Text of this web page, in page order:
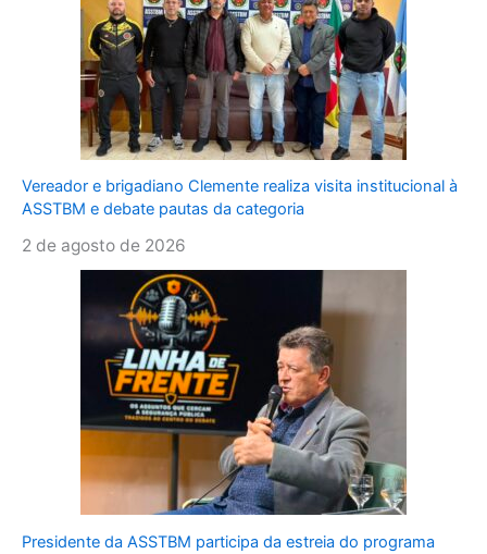
Vereador e brigadiano Clemente realiza visita institucional à
ASSTBM e debate pautas da categoria
2 de agosto de 2026
Presidente da ASSTBM participa da estreia do programa